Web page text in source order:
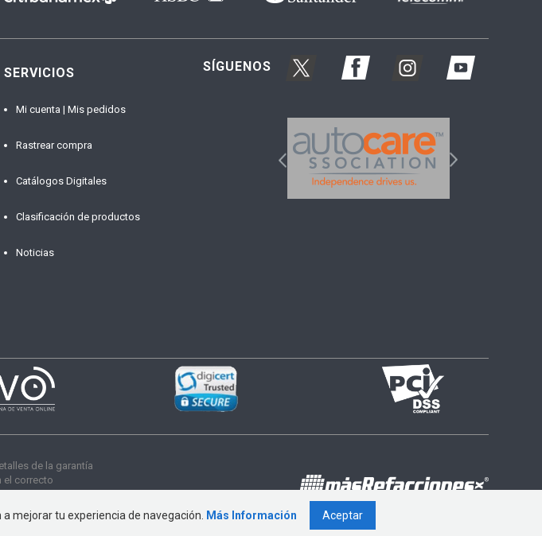
SERVICIOS
Mi cuenta | Mis pedidos
Rastrear compra
Catálogos Digitales
Clasificación de productos
Noticias
SÍGUENOS
de la garantía
el correcto
mejorar tu experiencia de navegación. Más Información Aceptar